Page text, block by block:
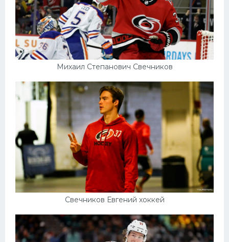
Михаил Степанович Свечников
Свечников Евгений хоккей